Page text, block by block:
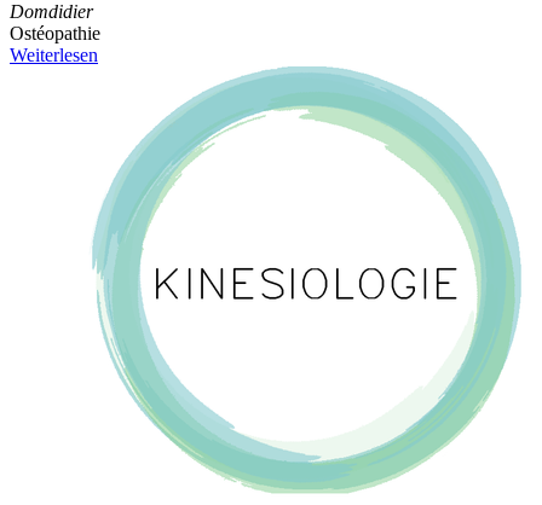
Domdidier
Ostéopathie
Weiterlesen